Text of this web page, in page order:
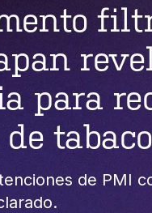
para
de PMI